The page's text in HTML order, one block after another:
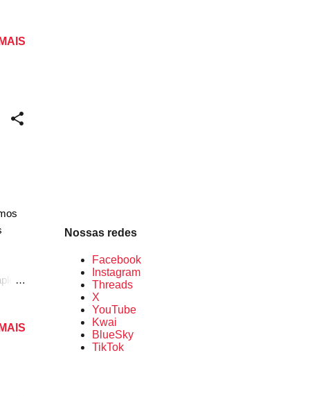
Nossas redes
Facebook
Instagram
Threads
X
YouTube
Kwai
BlueSky
TikTok